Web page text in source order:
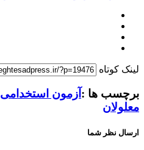
لینک کوتاه
برچسب ها : آزمون استخدامی
معلولان
ارسال نظر شما